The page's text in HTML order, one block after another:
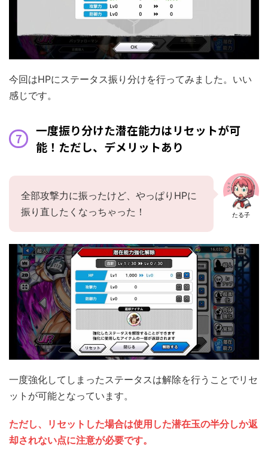
今回はHPにステータス振り分けを行ってみました。いい
感じです。
一度振り分けた潜在能力はリセットが可
能！ただし、デメリットあり
たる子
全部攻撃力に振ったけど、やっぱりHPに
振り直したくなっちゃった！
一度強化してしまったステータスは解除を行うことでリセ
ットが可能となっています。
ただし、リセットした場合は使用した潜在玉の半分しか返
却されない点に注意が必要です。